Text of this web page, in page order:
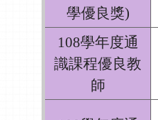
學優良獎)
108學年度通
識課程優良教
師